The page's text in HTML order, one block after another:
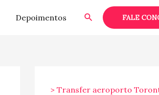
Depoimentos PesquisarFALE
> Transfer aeroporto